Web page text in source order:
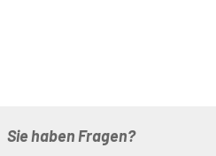
Sie haben Fragen?